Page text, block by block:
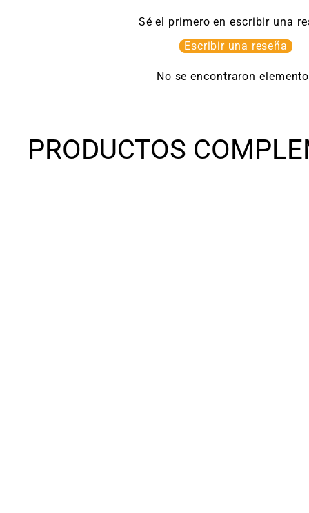
Sé el primero en escribir una
Escribir una reseña
No se encontraron
PRODUCTOS